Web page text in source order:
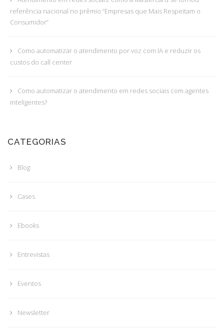
referência nacional no prêmio “Empresas que Mais Respeitam o
Consumidor”
Como automatizar o atendimento por voz com IA e reduzir os
custos do call center
Como automatizar o atendimento em redes sociais com agentes
inteligentes?
CATEGORIAS
Blog
Cases
Ebooks
Entrevistas
Eventos
Newsletter